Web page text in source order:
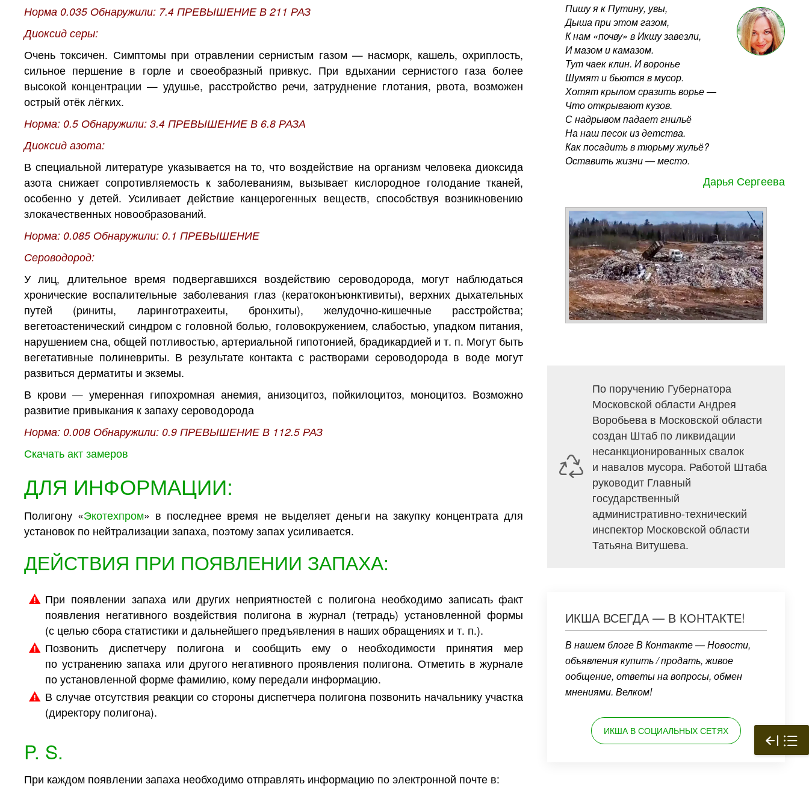
Норма 0.035 Обнаружили: 7.4 ПРЕВЫШЕНИЕ В 211 РАЗ
Диоксид серы:
Очень токсичен. Симптомы при отравлении сернистым газом — насморк, кашель, охриплость,
сильное першение в горле и своеобразный привкус. При вдыхании сернистого газа более
высокой концентрации — удушье, расстройство речи, затруднение глотания, рвота, возможен
острый отёк лёгких.
Норма: 0.5 Обнаружили: 3.4 ПРЕВЫШЕНИЕ В 6.8 РАЗА
Диоксид азота:
В специальной литературе указывается на то, что воздействие на организм человека диоксида
азота снижает сопротивляемость к заболеваниям, вызывает кислородное голодание тканей,
особенно у детей. Усиливает действие канцерогенных веществ, способствуя возникновению
злокачественных новообразований.
Норма: 0.085 Обнаружили: 0.1 ПРЕВЫШЕНИЕ
Сероводород:
У лиц, длительное время подвергавшихся воздействию сероводорода, могут наблюдаться
хронические воспалительные заболевания глаз (кератоконъюнктивиты), верхних дыхательных
путей (риниты, ларинготрахеиты, бронхиты), желудочно-кишечные расстройства;
вегетоастенический синдром с головной болью, головокружением, слабостью, упадком питания,
нарушением сна, общей потливостью, артериальной гипотонией, брадикардией и т. п. Могут быть
вегетативные полиневриты. В результате контакта с растворами сероводорода в воде могут
развиться дерматиты и экземы.
В крови — умеренная гипохромная анемия, анизоцитоз, пойкилоцитоз, моноцитоз. Возможно
развитие привыкания к запаху сероводорода
Норма: 0.008 Обнаружили: 0.9 ПРЕВЫШЕНИЕ В 112.5 РАЗ
Скачать акт замеров
ДЛЯ ИНФОРМАЦИИ:
Полигону «Экотехпром» в последнее время не выделяет деньги на закупку концентрата для
установок по нейтрализации запаха, поэтому запах усиливается.
ДЕЙСТВИЯ ПРИ ПОЯВЛЕНИИ ЗАПАХА:
При появлении запаха или других неприятностей с полигона необходимо записать факт
появления негативного воздействия полигона в журнал (тетрадь) установленной формы
(с целью сбора статистики и дальнейшего предъявления в наших обращениях и т. п.).
Позвонить диспетчеру полигона и сообщить ему о необходимости принятия мер
по устранению запаха или другого негативного проявления полигона. Отметить в журнале
по установленной форме фамилию, кому передали информацию.
В случае отсутствия реакции со стороны диспетчера полигона позвонить начальнику участка
(директору полигона).
P. S.
При каждом появлении запаха необходимо отправлять информацию по электронной почте в:
Пишу я к Путину, увы,
Дыша при этом газом,
К нам «почву» в Икшу завезли,
И мазом и камазом.
Тут чаек клин. И воронье
Шумят и бьются в мусор.
Хотят крылом сразить ворье —
Что открывают кузов.
С надрывом падает гнильё
На наш песок из детства.
Как посадить в тюрьму жульё?
Оставить жизни — место.
Дарья Сергеева
По поручению Губернатора
Московской области Андрея
Воробьева в Московской области
создан Штаб по ликвидации
несанкционированных свалок
и навалов мусора. Работой Штаба
руководит Главный
государственный
административно-технический
инспектор Московской области
Татьяна Витушева.
ИКША ВСЕГДА — В КОНТАКТЕ!
В нашем блоге В Контакте — Новости,
объявления купить / продать, живое
ообщение, ответы на вопросы, обмен
мнениями. Велком!
ИКША В СОЦИАЛЬНЫХ СЕТЯХ